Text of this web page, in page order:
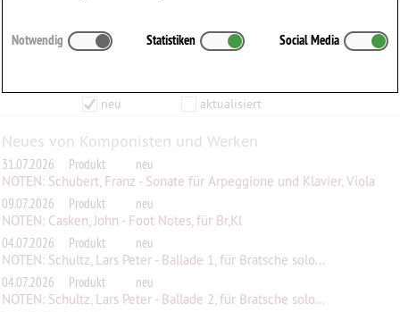
aktualisiert wurden…
Anzeigen
neu
aktualisiert
Neues von Komponisten und Werken
31.07.2026 Produkt
neu
NOTEN: Schubert, Franz - Sonate für Arpeggione und Klavier, Viola
Stimme
09.07.2026 Produkt
neu
NOTEN: Casken, John - Foot Notes, für Br,Kl
04.07.2026
Produkt
neu
NOTEN: Schultz, Lars Peter - Ballade 1, für Bratsche solo...
04.07.2026
Produkt
neu
NOTEN: Schultz, Lars Peter - Ballade 2, für Bratsche solo...
Notwendig Statistiken Social Media